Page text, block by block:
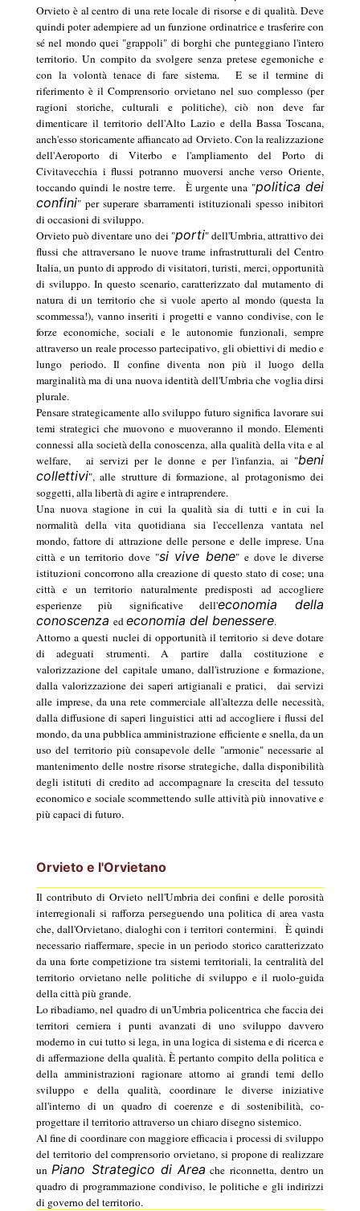
Orvieto è al centro di una rete locale di risorse e di qualità. Deve
quindi poter adempiere ad un funzione ordinatrice e trasferire con
sé nel mondo quei "grappoli" di borghi che punteggiano l'intero
territorio. Un compito da svolgere senza pretese egemoniche e
con la volontà tenace di fare sistema.
E se il termine di
riferimento è il Comprensorio orvietano nel suo complesso (per
ragioni storiche, culturali e politiche), ciò non deve far
dimenticare il territorio dell'Alto Lazio e della Bassa Toscana,
anch'esso storicamente affiancato ad Orvieto. Con la realizzazione
dell'Aeroporto di Viterbo e l'ampliamento del Porto di
Civitavecchia i flussi potranno muoversi anche verso Oriente,
toccando quindi le nostre terre.
È urgente una "politica dei
confini" per superare sbarramenti istituzionali spesso inibitori
di occasioni di sviluppo.
Orvieto può diventare uno dei "porti" dell'Umbria, attrattivo dei
flussi che attraversano le nuove trame infrastrutturali del Centro
Italia, un punto di approdo di visitatori, turisti, merci, opportunità
di sviluppo. In questo scenario, caratterizzato dal mutamento di
natura di un territorio che si vuole aperto al mondo (questa la
scommessa!), vanno inseriti i progetti e vanno condivise, con le
forze economiche, sociali e le autonomie funzionali, sempre
attraverso un reale processo partecipativo, gli obiettivi di medio e
lungo periodo. Il confine diventa non più il luogo della
marginalità ma di una nuova identità dell'Umbria che voglia dirsi
plurale.
Pensare strategicamente allo sviluppo futuro significa lavorare sui
temi strategici che muovono e muoveranno il mondo. Elementi
connessi alla società della conoscenza, alla qualità della vita e al
welfare,
ai servizi per le donne e per l'infanzia, ai "beni
collettivi", alle strutture di formazione, al protagonismo dei
soggetti, alla libertà di agire e intraprendere.
Una nuova stagione in cui la qualità sia di tutti e in cui la
normalità della vita quotidiana sia l'eccellenza vantata nel
mondo, fattore di attrazione delle persone e delle imprese. Una
città e un territorio dove "si vive bene" e dove le diverse
istituzioni concorrono alla creazione di questo stato di cose; una
città e un territorio naturalmente predisposti ad accogliere
esperienze più significative dell'economia della
conoscenza edeconomia del benessere.
Attorno a questi nuclei di opportunità il territorio si deve dotare
di adeguati strumenti. A partire dalla costituzione e
valorizzazione del capitale umano, dall'istruzione e formazione,
dalla valorizzazione dei saperi artigianali e pratici,
dai servizi
alle imprese, da una rete commerciale all'altezza delle necessità,
dalla diffusione di saperi linguistici atti ad accogliere i flussi del
mondo, da una pubblica amministrazione efficiente e snella, da un
uso del territorio più consapevole delle "armonie" necessarie al
mantenimento delle nostre risorse strategiche, dalla disponibilità
degli istituti di credito ad accompagnare la crescita del tessuto
economico e sociale scommettendo sulle attività più innovative e
più capaci di futuro.
Orvieto e l'Orvietano
Il contributo di Orvieto nell'Umbria dei confini e delle porosità
interregionali si rafforza perseguendo una politica di area vasta
che, dall'Orvietano, dialoghi con i territori contermini.
È quindi
necessario riaffermare, specie in un periodo storico caratterizzato
da una forte competizione tra sistemi territoriali, la centralità del
territorio orvietano nelle politiche di sviluppo e il ruolo-guida
della città più grande.
Lo ribadiamo, nel quadro di un'Umbria policentrica che faccia dei
territori cerniera i punti avanzati di uno sviluppo davvero
moderno in cui tutto si lega, in una logica di sistema e di ricerca e
di affermazione della qualità. È pertanto compito della politica e
della amministrazioni ragionare attorno ai grandi temi dello
sviluppo e della qualità, coordinare le diverse iniziative
all'interno di un quadro di coerenze e di sostenibilità, co-
progettare il territorio attraverso un chiaro disegno sistemico.
Al fine di coordinare con maggiore efficacia i processi di sviluppo
del territorio del comprensorio orvietano, si propone di realizzare
unPiano Strategico di Area che riconnetta, dentro un
quadro di programmazione condiviso, le politiche e gli indirizzi
di governo del territorio.